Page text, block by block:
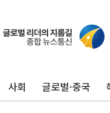
사회 글로벌·중국